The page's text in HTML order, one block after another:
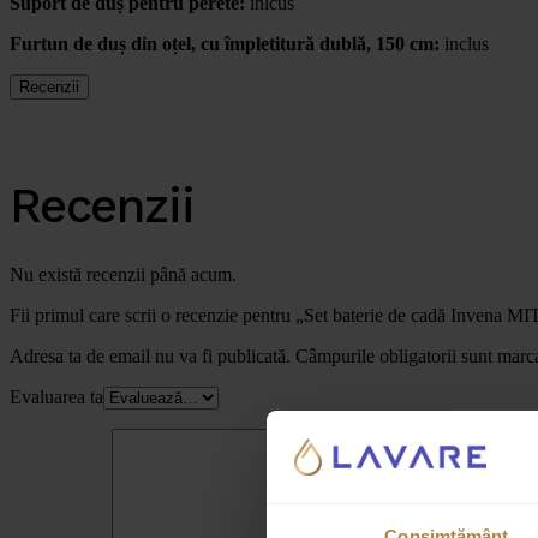
Furtun de duș din oțel, cu împletitură dublă, 150 cm: inclus
Recenzii
Recenzii
Nu există recenzii până acum.
Fii primul care scrii o recenzie pentru „Set baterie de cadă Invena
Adresa ta de email nu va fi publicată. Câmpurile obligatorii sunt
Evaluarea ta